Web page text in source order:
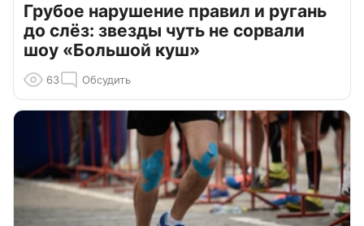
Грубое нарушение правил и ругань
до слёз: звезды чуть не сорвали
шоу «Большой куш»
63 Обсудить